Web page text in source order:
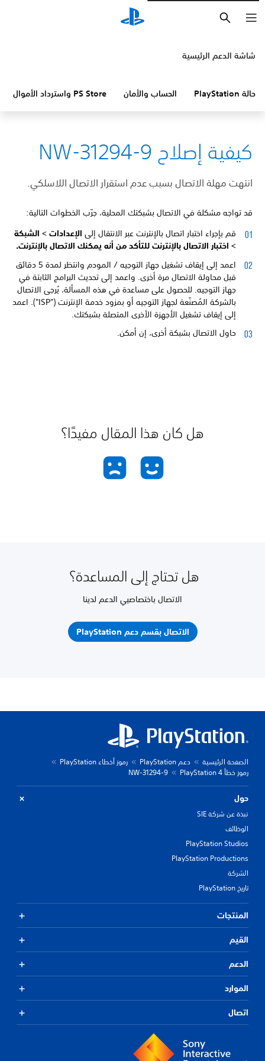
شاشة الدعم الرئيسية
حالة PlayStation الحساب والأمان PS Store واسترداد الأموال
كيفية إصلاح NW-31294-9
انتهت مهلة الاتصال بسبب عدم استقرار الاتصال اللاسلكي.
قد تواجه مشكلة في الاتصال بشبكتك المحلية، جرّب الخطوات التالية:
قم بإجراء اختبار اتصال بالإنترنت عبر الانتقال إلى الإعدادات > الشبكة
> اختبار الاتصال بالإنترنت للتأكد من أنه يمكنك الاتصال بالإنترنت.
اعمد إلى إيقاف تشغيل جهاز التوجيه / المودم وانتظر لمدة 5 دقائق
قبل محاولة الاتصال مرة أخرى. واعمد إلى تحديث البرامج الثابتة في
جهاز التوجيه. للحصول على مساعدة في هذه المسألة، يُرجى الاتصال
بالشركة المُصنّعة لجهاز التوجيه أو بمزود خدمة الإنترنت ("ISP"). اعمد
إلى إيقاف تشغيل الأجهزة الأخرى المتصلة بشبكتك.
حاول الاتصال بشبكة أخرى، إن أمكن.
هل كان هذا المقال مفيدًا؟
هل تحتاج إلى المساعدة؟
الاتصال باختصاصيي الدعم لدينا
الاتصال بقسم دعم PlayStation
الصفحة الرئيسية دعم PlayStation
رموز أخطاء PlayStation
رموز خطأ PlayStation 4
NW-31294-9
حول
نبذة عن شركة SIE
الوظائف
PlayStation Studios
PlayStation Productions
الشركة
تاريخ PlayStation
المنتجات
القيم
الدعم
الموارد
اتصال